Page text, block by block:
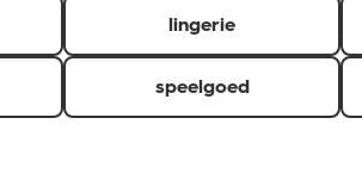
lingerie
speelgoed